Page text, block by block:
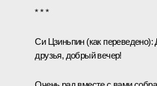
* * *
Си Цзиньпин (как переведено):
друзья, добрый вечер!